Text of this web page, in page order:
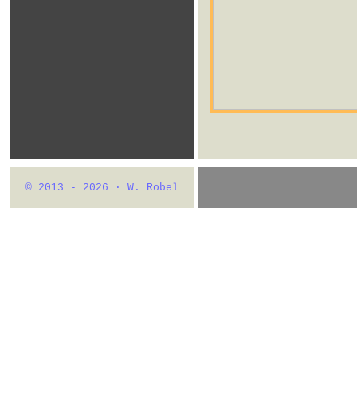
© 2013 - 2026 · W. Robel